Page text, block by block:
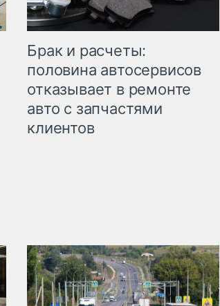
Брак и расчеты:
половина автосервисов
отказывает в ремонте
авто с запчастями
клиентов